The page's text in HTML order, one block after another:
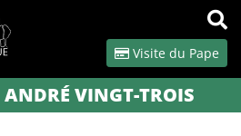
Visite du Pape
OK
VINGT-TROIS